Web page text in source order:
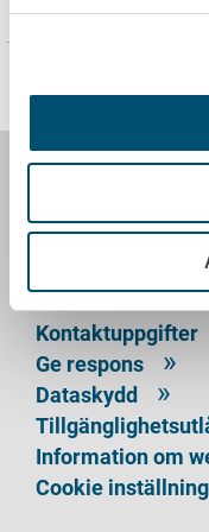
Export av
Kontaktuppgifter
Ge respons
Dataskydd
Information om
Cookie